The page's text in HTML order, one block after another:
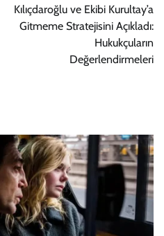
Kılıçdaroğlu ve Ekibi Kurultay’a
Gitmeme Stratejisini Açıkladı:
Hukukçuların
Değerlendirmeleri